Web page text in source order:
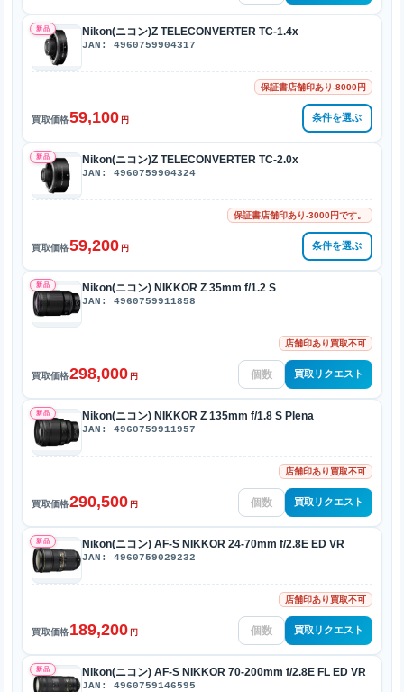
新品 Nikon(ニコン)Z TELECONVERTER TC-1.4x
JAN: 4960759904317
保証書店舗印あり-8000円
買取価格59,100 円 条件を選ぶ
新品 Nikon(ニコン)Z TELECONVERTER TC-2.0x
JAN: 4960759904324
保証書店舗印あり-3000円です。
買取価格59,200 円 条件を選ぶ
新品 Nikon(ニコン) NIKKOR Z 35mm f/1.2 S
JAN: 4960759911858
店舗印あり買取不可
買取価格298,000 円 買取リクエスト
新品 Nikon(ニコン) NIKKOR Z 135mm f/1.8 S Plena
JAN: 4960759911957
店舗印あり買取不可
買取価格290,500 円 買取リクエスト
新品 Nikon(ニコン) AF-S NIKKOR 24-70mm f/2.8E ED VR
JAN: 4960759029232
店舗印あり買取不可
買取価格189,200 円 買取リクエスト
新品 Nikon(ニコン) AF-S NIKKOR 70-200mm f/2.8E FL ED VR
JAN: 4960759146595